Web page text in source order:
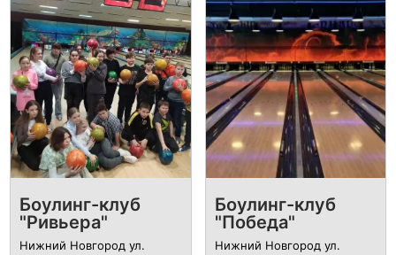
Боулинг-клуб
"Ривьера"
Нижний Новгород ул.
Боулинг-клуб
"Победа"
Нижний Новгород ул.